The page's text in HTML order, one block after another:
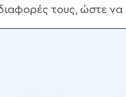
τους, ώστε